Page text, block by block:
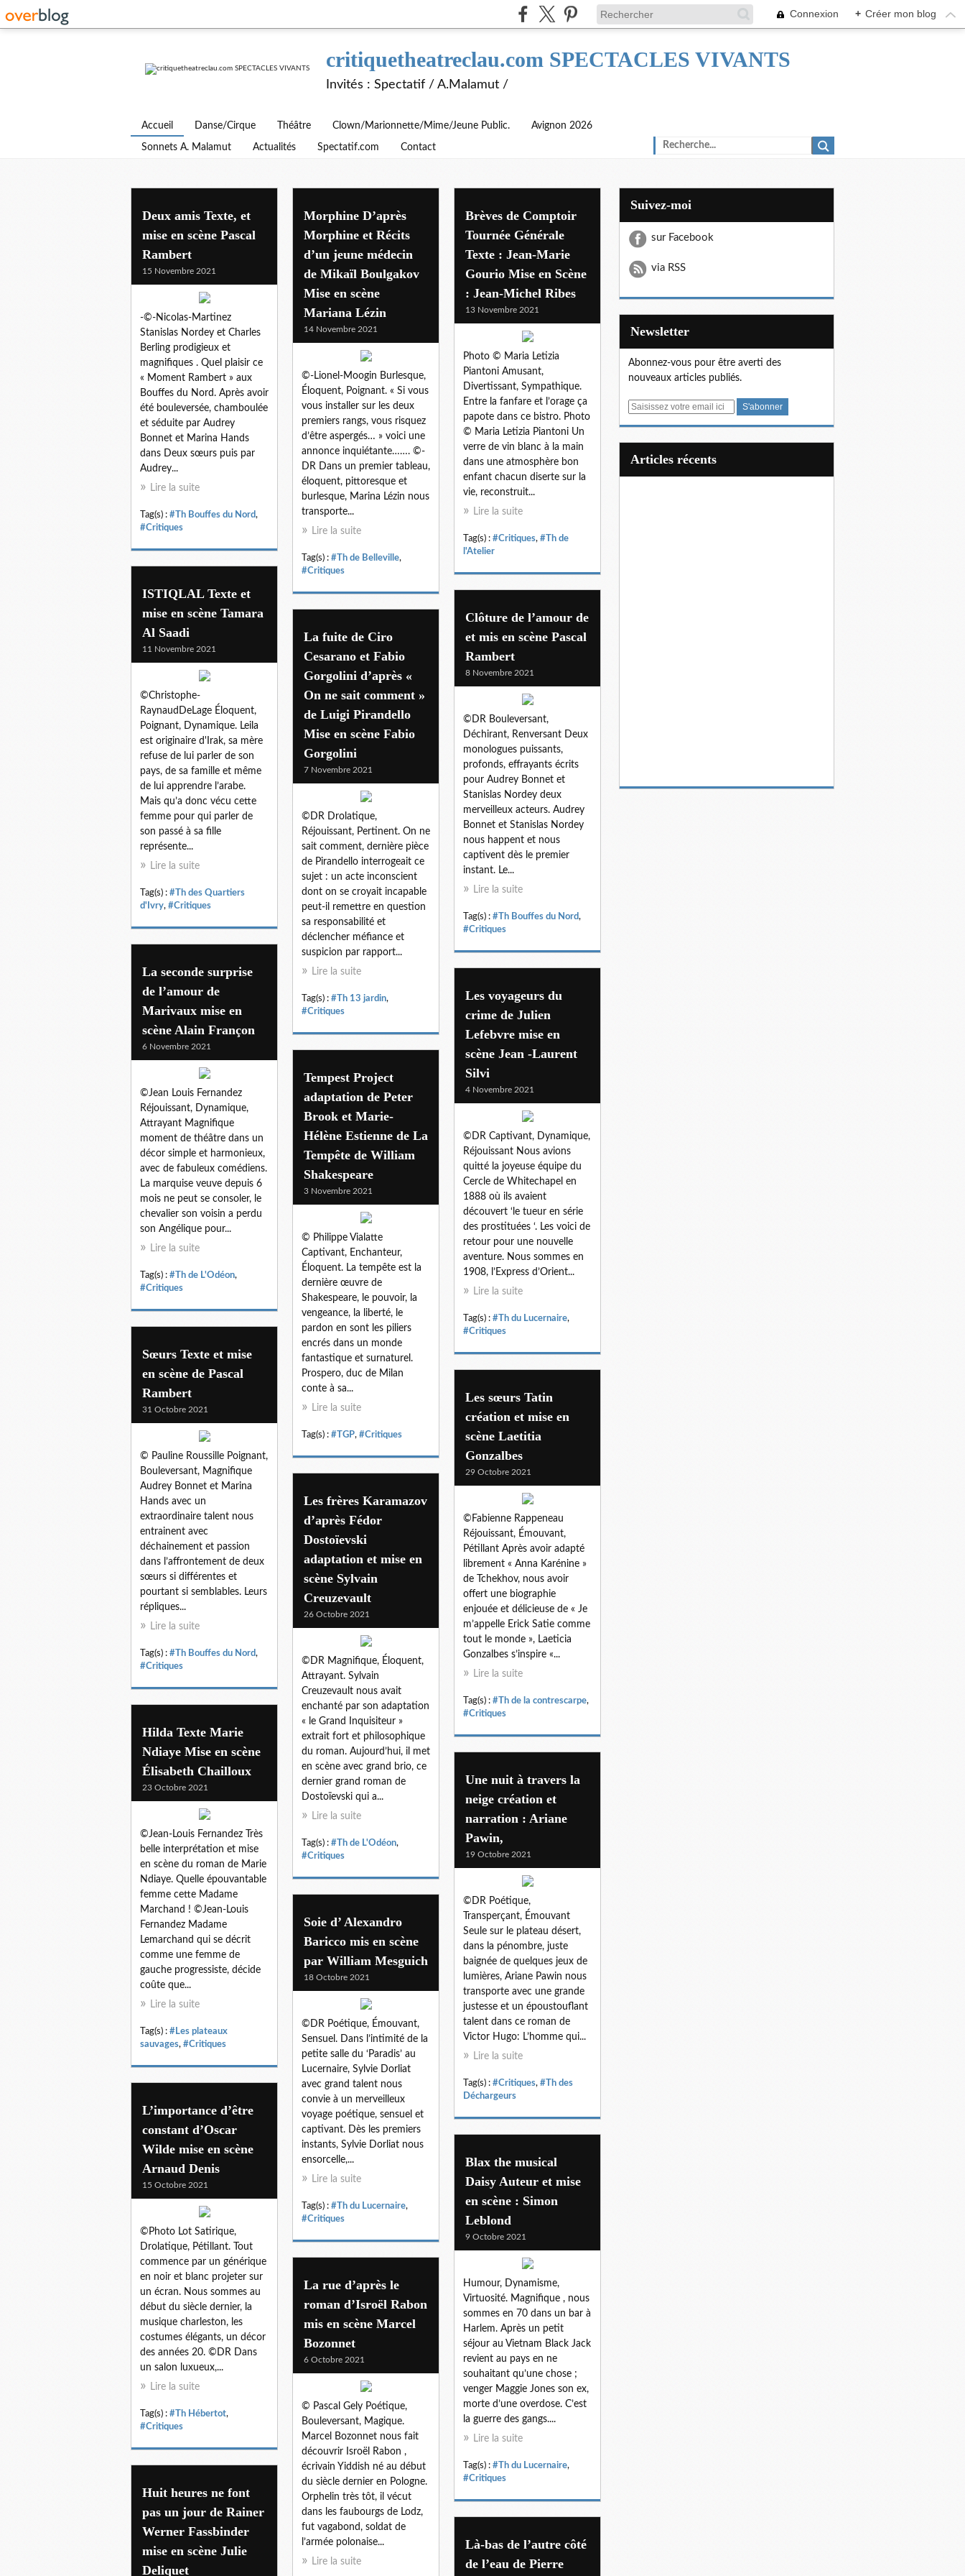
Connexion + Créer mon blog
critiquetheatreclau.com SPECTACLES VIVANTS
Invités : Spectatif / A.Malamut /
Accueil Danse/Cirque Théâtre Clown/Marionnette/Mime/Jeune Public. Avignon 2026
Sonnets A. Malamut Actualités Spectatif.com Contact
Deux amis Texte, et
mise en scène Pascal
Rambert
15 Novembre 2021
-©-Nicolas-Martinez
Stanislas Nordey et Charles
Berling prodigieux et
magnifiques . Quel plaisir ce
« Moment Rambert » aux
Bouffes du Nord. Après avoir
été bouleversée, chamboulée
et séduite par Audrey
Bonnet et Marina Hands
dans Deux sœurs puis par
Audrey...
Lire la suite
Tag(s) : #Th Bouffes du Nord,
#Critiques
Morphine D’après
Morphine et Récits
d’un jeune médecin
de Mikaïl Boulgakov
Mise en scène
Mariana Lézin
14 Novembre 2021
©-Lionel-Moogin Burlesque,
Éloquent, Poignant. « Si vous
vous installer sur les deux
premiers rangs, vous risquez
d’être aspergés… » voici une
annonce inquiétante……. ©-
DR Dans un premier tableau,
éloquent, pittoresque et
burlesque, Marina Lézin nous
transporte...
Lire la suite
Tag(s) : #Th de Belleville,
#Critiques
Brèves de Comptoir
Tournée Générale
Texte : Jean-Marie
Gourio Mise en Scène
: Jean-Michel Ribes
13 Novembre 2021
Photo © Maria Letizia
Piantoni Amusant,
Divertissant, Sympathique.
Entre la fanfare et l’orage ça
papote dans ce bistro. Photo
© Maria Letizia Piantoni Un
verre de vin blanc à la main
dans une atmosphère bon
enfant chacun diserte sur la
vie, reconstruit...
Lire la suite
Tag(s) : #Critiques, #Th de
l'Atelier
ISTIQLAL Texte et
mise en scène Tamara
Al Saadi
11 Novembre 2021
©Christophe-
RaynaudDeLage Éloquent,
Poignant, Dynamique. Leila
est originaire d'Irak, sa mère
refuse de lui parler de son
pays, de sa famille et même
de lui apprendre l’arabe.
Mais qu’a donc vécu cette
femme pour qui parler de
son passé à sa fille
représente...
Lire la suite
Tag(s) : #Th des Quartiers
d'Ivry, #Critiques
Clôture de l’amour de
et mis en scène Pascal
Rambert
8 Novembre 2021
©DR Bouleversant,
Déchirant, Renversant Deux
monologues puissants,
profonds, effrayants écrits
pour Audrey Bonnet et
Stanislas Nordey deux
merveilleux acteurs. Audrey
Bonnet et Stanislas Nordey
nous happent et nous
captivent dès le premier
instant. Le...
Lire la suite
Tag(s) : #Th Bouffes du Nord,
#Critiques
La fuite de Ciro
Cesarano et Fabio
Gorgolini d’après «
On ne sait comment »
de Luigi Pirandello
Mise en scène Fabio
Gorgolini
7 Novembre 2021
©DR Drolatique,
Réjouissant, Pertinent. On ne
sait comment, dernière pièce
de Pirandello interrogeait ce
sujet : un acte inconscient
dont on se croyait incapable
peut-il remettre en question
sa responsabilité et
déclencher méfiance et
suspicion par rapport...
Lire la suite
Tag(s) : #Th 13 jardin,
#Critiques
La seconde surprise
de l’amour de
Marivaux mise en
scène Alain Françon
6 Novembre 2021
©Jean Louis Fernandez
Réjouissant, Dynamique,
Attrayant Magnifique
moment de théâtre dans un
décor simple et harmonieux,
avec de fabuleux comédiens.
La marquise veuve depuis 6
mois ne peut se consoler, le
chevalier son voisin a perdu
son Angélique pour...
Lire la suite
Tag(s) : #Th de L'Odéon,
#Critiques
Les voyageurs du
crime de Julien
Lefebvre mise en
scène Jean -Laurent
Silvi
4 Novembre 2021
©DR Captivant, Dynamique,
Réjouissant Nous avions
quitté la joyeuse équipe du
Cercle de Whitechapel en
1888 où ils avaient
découvert ‘le tueur en série
des prostituées ‘. Les voici de
retour pour une nouvelle
aventure. Nous sommes en
1908, l’Express d’Orient...
Lire la suite
Tag(s) : #Th du Lucernaire,
#Critiques
Tempest Project
adaptation de Peter
Brook et Marie-
Hélène Estienne de La
Tempête de William
Shakespeare
3 Novembre 2021
© Philippe Vialatte
Captivant, Enchanteur,
Éloquent. La tempête est la
dernière œuvre de
Shakespeare, le pouvoir, la
vengeance, la liberté, le
pardon en sont les piliers
encrés dans un monde
fantastique et surnaturel.
Prospero, duc de Milan
conte à sa...
Lire la suite
Tag(s) : #TGP, #Critiques
Sœurs Texte et mise
en scène de Pascal
Rambert
31 Octobre 2021
© Pauline Roussille Poignant,
Bouleversant, Magnifique
Audrey Bonnet et Marina
Hands avec un
extraordinaire talent nous
entrainent avec
déchainement et passion
dans l’affrontement de deux
sœurs si différentes et
pourtant si semblables. Leurs
répliques...
Lire la suite
Tag(s) : #Th Bouffes du Nord,
#Critiques
Les sœurs Tatin
création et mise en
scène Laetitia
Gonzalbes
29 Octobre 2021
©Fabienne Rappeneau
Réjouissant, Émouvant,
Pétillant Après avoir adapté
librement « Anna Karénine »
de Tchekhov, nous avoir
offert une biographie
enjouée et délicieuse de « Je
m’appelle Erick Satie comme
tout le monde », Laeticia
Gonzalbes s’inspire «...
Lire la suite
Tag(s) : #Th de la contrescarpe,
#Critiques
Les frères Karamazov
d’après Fédor
Dostoïevski
adaptation et mise en
scène Sylvain
Creuzevault
26 Octobre 2021
©DR Magnifique, Éloquent,
Attrayant. Sylvain
Creuzevault nous avait
enchanté par son adaptation
« le Grand Inquisiteur »
extrait fort et philosophique
du roman. Aujourd’hui, il met
en scène avec grand brio, ce
dernier grand roman de
Dostoïevski qui a...
Lire la suite
Tag(s) : #Th de L'Odéon,
#Critiques
Hilda Texte Marie
Ndiaye Mise en scène
Élisabeth Chailloux
23 Octobre 2021
©Jean-Louis Fernandez Très
belle interprétation et mise
en scène du roman de Marie
Ndiaye. Quelle épouvantable
femme cette Madame
Marchand ! ©Jean-Louis
Fernandez Madame
Lemarchand qui se décrit
comme une femme de
gauche progressiste, décide
coûte que...
Lire la suite
Tag(s) : #Les plateaux
sauvages, #Critiques
Une nuit à travers la
neige création et
narration : Ariane
Pawin,
19 Octobre 2021
©DR Poétique,
Transperçant, Émouvant
Seule sur le plateau désert,
dans la pénombre, juste
baignée de quelques jeux de
lumières, Ariane Pawin nous
transporte avec une grande
justesse et un époustouflant
talent dans ce roman de
Victor Hugo: L’homme qui...
Lire la suite
Tag(s) : #Critiques, #Th des
Déchargeurs
Soie d’ Alexandro
Baricco mis en scène
par William Mesguich
18 Octobre 2021
©DR Poétique, Émouvant,
Sensuel. Dans l’intimité de la
petite salle du ‘Paradis’ au
Lucernaire, Sylvie Dorliat
avec grand talent nous
convie à un merveilleux
voyage poétique, sensuel et
captivant. Dès les premiers
instants, Sylvie Dorliat nous
ensorcelle,...
Lire la suite
Tag(s) : #Th du Lucernaire,
#Critiques
L’importance d’être
constant d’Oscar
Wilde mise en scène
Arnaud Denis
15 Octobre 2021
©Photo Lot Satirique,
Drolatique, Pétillant. Tout
commence par un générique
en noir et blanc projeter sur
un écran. Nous sommes au
début du siècle dernier, la
musique charleston, les
costumes élégants, un décor
des années 20. ©DR Dans
un salon luxueux,...
Lire la suite
Tag(s) : #Th Hébertot,
#Critiques
Blax the musical
Daisy Auteur et mise
en scène : Simon
Leblond
9 Octobre 2021
Humour, Dynamisme,
Virtuosité. Magnifique , nous
sommes en 70 dans un bar à
Harlem. Après un petit
séjour au Vietnam Black Jack
revient au pays en ne
souhaitant qu’une chose ;
venger Maggie Jones son ex,
morte d’une overdose. C’est
la guerre des gangs....
Lire la suite
Tag(s) : #Th du Lucernaire,
#Critiques
La rue d’après le
roman d’Isroël Rabon
mis en scène Marcel
Bozonnet
6 Octobre 2021
© Pascal Gely Poétique,
Bouleversant, Magique.
Marcel Bozonnet nous fait
découvrir Isroël Rabon ,
écrivain Yiddish né au début
du siècle dernier en Pologne.
Orphelin très tôt, il vécut
dans les faubourgs de Lodz,
fut vagabond, soldat de
l’armée polonaise...
Lire la suite
Huit heures ne font
pas un jour de Rainer
Werner Fassbinder
mise en scène Julie
Deliquet
Là-bas de l’autre côté
de l’eau de Pierre
Suivez-moi
sur Facebook
via RSS
Newsletter
Abonnez-vous pour être averti des
nouveaux articles publiés.
E
articles récents